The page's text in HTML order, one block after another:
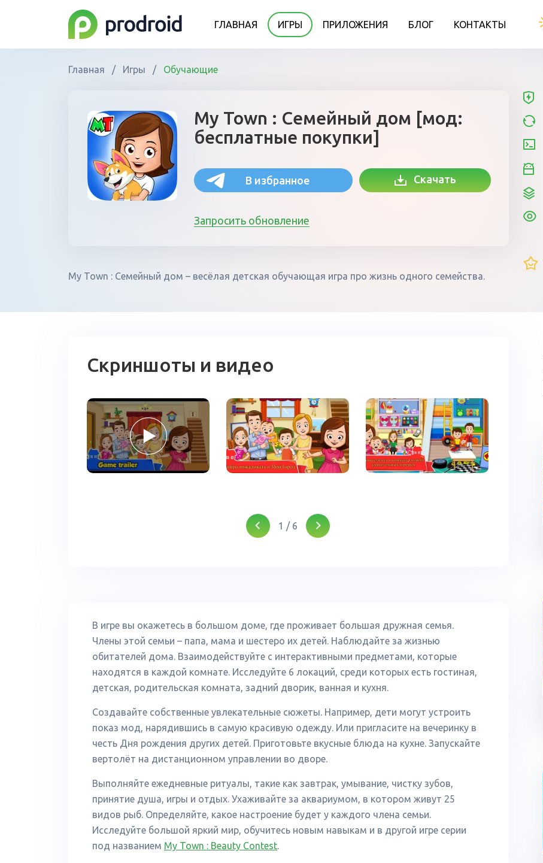
ГЛАВНАЯ ИГРЫ ПРИЛОЖЕНИЯ БЛОГ КОНТАКТЫ
Главная / Игры / Обучающие
My Town : Семейный дом [мод:
бесплатные покупки]
В избранное Скачать
Запросить обновление
My Town : Семейный дом – весёлая детская обучающая игра про жизнь одного семейства.
Скриншоты и видео
1 / 6
В игре вы окажетесь в большом доме, где проживает большая дружная семья.
Члены этой семьи – папа, мама и шестеро их детей. Наблюдайте за жизнью
обитателей дома. Взаимодействуйте с интерактивными предметами, которые
находятся в каждой комнате. Исследуйте 6 локаций, среди которых есть гостиная,
детская, родительская комната, задний дворик, ванная и кухня.
Создавайте собственные увлекательные сюжеты. Например, дети могут устроить
показ мод, нарядившись в самую красивую одежду. Или пригласите на вечеринку в
честь Дня рождения других детей. Приготовьте вкусные блюда на кухне. Запускайте
вертолёт на дистанционном управлении во дворе.
Выполняйте ежедневные ритуалы, такие как завтрак, умывание, чистку зубов,
принятие душа, игры и отдых. Ухаживайте за аквариумом, в котором живут 25
видов рыб. Определяйте, какое настроение будет у каждого члена семьи.
Исследуйте большой яркий мир, обучитесь новым навыкам и в другой игре серии
под названием My Town : Beauty Contest.